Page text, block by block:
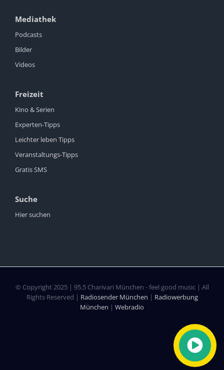
Mediathek
Podcasts
Bilder
Videos
Freizeit
Kino & Serien
Experten-Tipps
Leichter leben Tipps
Veranstaltungs-Tipps
Gratis SMS
Suche
Hier suchen
© Copyright 2025 | 95.5 Charivari München - feel good music | All
Rights Reserved | Radiosender München | Radiowerbung
München | Webradio